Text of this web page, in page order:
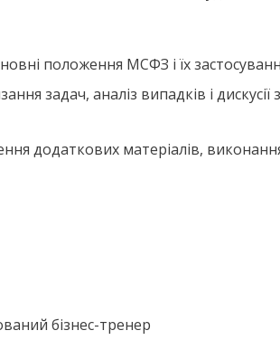
положення МСФЗ і їх
задач, аналіз випадків і дискусії
додаткових матеріалів,
бізнес-тренер